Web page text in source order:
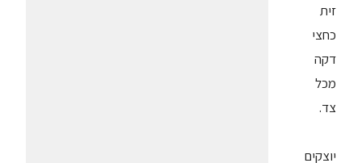
זית
כחצי
דקה
מכל
צד.
יוצקים